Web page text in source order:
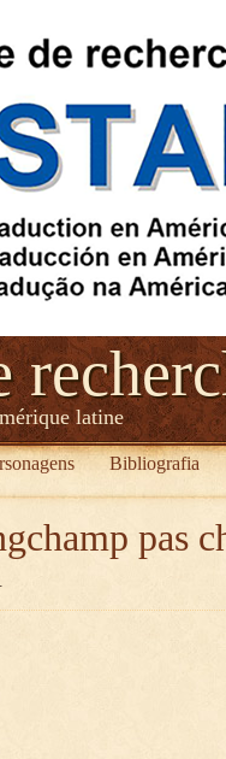
latine
Bibliografia
pas